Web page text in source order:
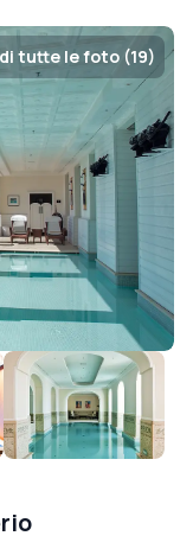
tutte le foto (19)